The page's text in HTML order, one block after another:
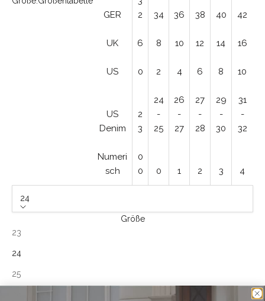
GER
2
34 36 38 40 42
UK 6 8 10 12 14 16
US 0 2 4 6 8 10
US
Denim
2
3
24
-
25
26
-
27
27
-
28
29
-
30
31
-
32
Numeri
sch
0
0
0 1 2 3 4
24
Größe
23
24
25